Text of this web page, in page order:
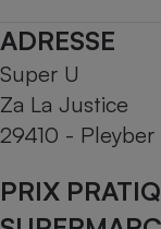
ADRESSE
Super U
Za La Justice
29410 - Pleyber
PRIX